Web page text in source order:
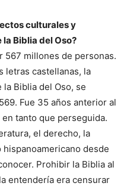
culturales y
Biblia del Oso?
567 millones de personas.
letras castellanas, la
Biblia del Oso, se
Fue 35 años anterior al
tanto que perseguida.
el derecho, la
desde
Prohibir la Biblia al
entendería era censurar